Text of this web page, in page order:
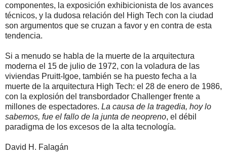
componentes, la exposición exhibicionista de los avances
técnicos, y la dudosa relación del High Tech con la ciudad
son argumentos que se cruzan a favor y en contra de esta
tendencia.
Si a menudo se habla de la muerte de la arquitectura
moderna el 15 de julio de 1972, con la voladura de las
viviendas Pruitt-Igoe, también se ha puesto fecha a la
muerte de la arquitectura High Tech: el 28 de enero de 1986,
con la explosión del transbordador Challenger frente a
millones de espectadores. La causa de la tragedia, hoy lo
sabemos, fue el fallo de la junta de neopreno, el débil
paradigma de los excesos de la alta tecnología.
David H. Falagán